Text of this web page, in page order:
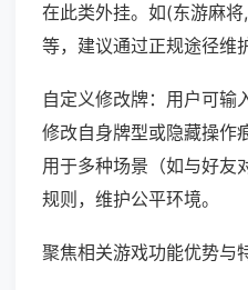
在此类外挂。如(东游麻
等，建议通过正规途径维
自定义修改牌：用户可输
修改自身牌型或隐藏操作
用于多种场景（如与好友
规则，维护公平环境。
聚焦相关游戏功能优势与